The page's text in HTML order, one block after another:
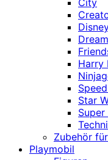
City
Harry
Star
Zubehör
Playmobil